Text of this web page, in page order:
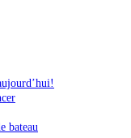
bateau